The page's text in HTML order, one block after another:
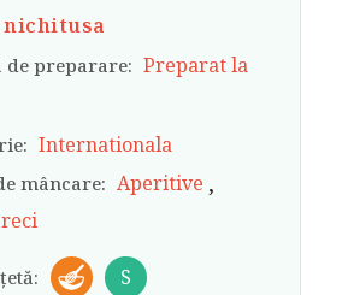
nichitusa
de preparare: Preparat la
Internationala
mâncare: Aperitive ,
S